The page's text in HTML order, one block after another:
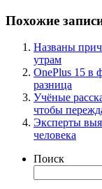
Похожие
Названы
утрам
OnePlus 15 в
разница
Учёные
чтобы
Эксперты
человека
Поиск